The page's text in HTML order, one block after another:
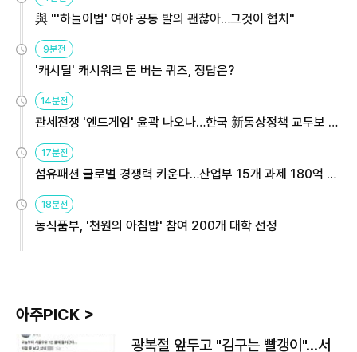
與 "'하늘이법' 여야 공동 발의 괜찮아…그것이 협치"
9분전
'캐시딜' 캐시워크 돈 버는 퀴즈, 정답은?
14분전
관세전쟁 '엔드게임' 윤곽 나오나…한국 新통상정책 교두보 활
17분전
섬유패션 글로벌 경쟁력 키운다…산업부 15개 과제 180억 지
18분전
농식품부, '천원의 아침밥' 참여 200개 대학 선정
아주PICK >
광복절 앞두고 "김구는 빨갱이"…서